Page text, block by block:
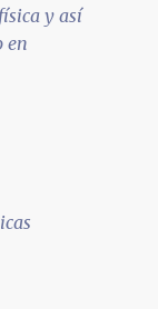
y así
en